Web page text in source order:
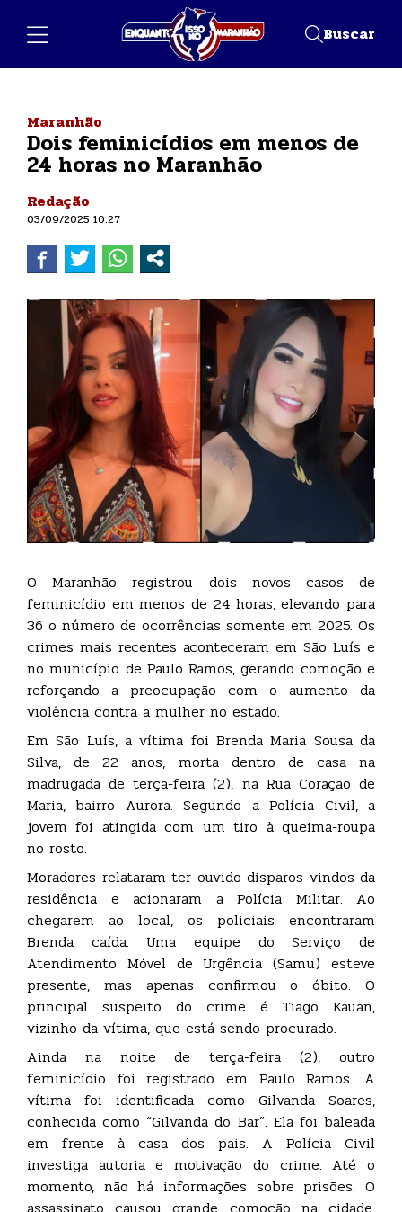
Buscar
Maranhão
Dois feminicídios em menos de
24 horas no Maranhão
Redação
03/09/2025 10:27
O Maranhão registrou dois novos casos de
feminicídio em menos de 24 horas, elevando para
36 o número de ocorrências somente em 2025. Os
crimes mais recentes aconteceram em São Luís e
no município de Paulo Ramos, gerando comoção e
reforçando a preocupação com o aumento da
violência contra a mulher no estado.
Em São Luís, a vítima foi Brenda Maria Sousa da
Silva, de 22 anos, morta dentro de casa na
madrugada de terça-feira (2), na Rua Coração de
Maria, bairro Aurora. Segundo a Polícia Civil, a
jovem foi atingida com um tiro à queima-roupa
no rosto.
Moradores relataram ter ouvido disparos vindos da
residência e acionaram a Polícia Militar. Ao
chegarem ao local, os policiais encontraram
Brenda caída. Uma equipe do Serviço de
Atendimento Móvel de Urgência (Samu) esteve
presente, mas apenas confirmou o óbito. O
principal suspeito do crime é Tiago Kauan,
vizinho da vítima, que está sendo procurado.
Ainda na noite de terça-feira (2), outro
feminicídio foi registrado em Paulo Ramos. A
vítima foi identificada como Gilvanda Soares,
conhecida como “Gilvanda do Bar”. Ela foi baleada
em frente à casa dos pais. A Polícia Civil
investiga autoria e motivação do crime. Até o
momento, não há informações sobre prisões. O